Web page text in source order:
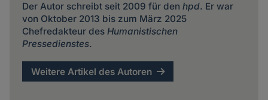
Der Autor schreibt seit 2009 für den hpd. Er war
von Oktober 2013 bis zum März 2025
Chefredakteur des Humanistischen
Pressedienstes.
Weitere Artikel des Autoren